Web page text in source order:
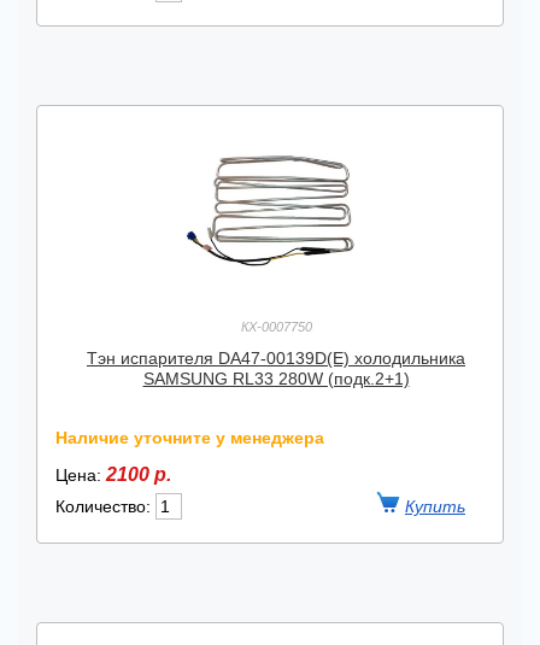
КХ-0007750
Тэн испарителя DA47-00139D(E) холодильника
SAMSUNG RL33 280W (подк.2+1)
Наличие уточните у менеджера
Цена: 2100 р.
Количество: